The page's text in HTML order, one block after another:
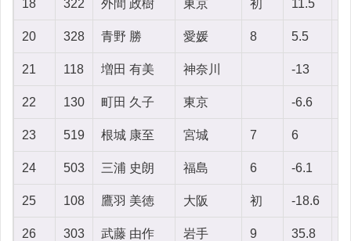
18 322 外間 政樹 東京 初 11.5
20 328 青野 勝 愛媛 8 5.5
21 118 増田 有美 神奈川 -13
22 130 町田 久子 東京 -6.6
23 519 根城 康至 宮城 7 6
24 503 三浦 史朗 福島 6 -6.1
25 108 鷹羽 美徳 大阪 初 -18.6
26 303 武藤 由作 岩手 9 35.8